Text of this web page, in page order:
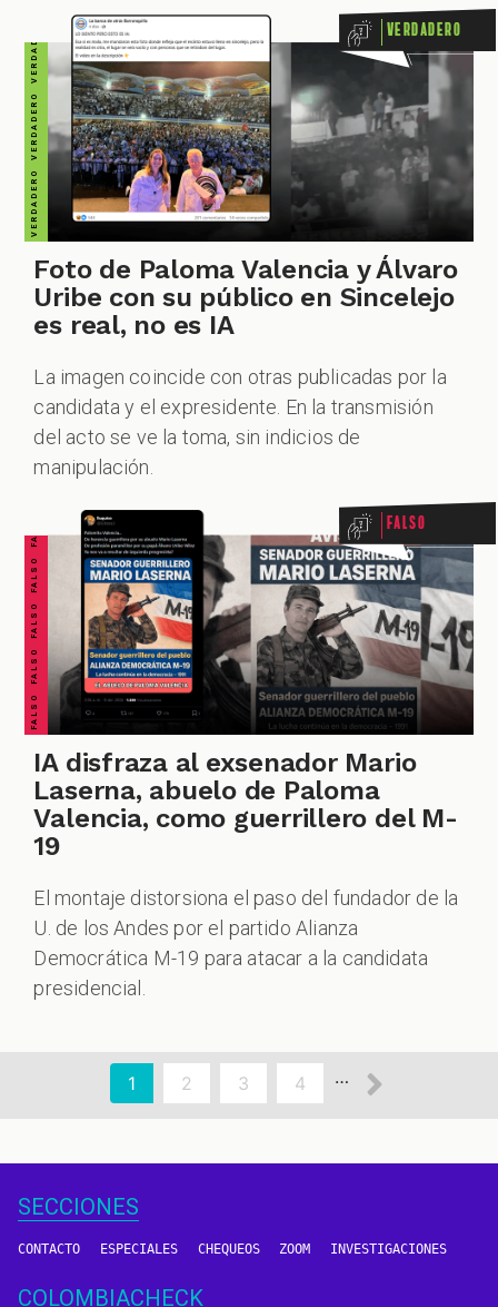
Verdadero
Foto de Paloma Valencia y Álvaro
Uribe con su público en Sincelejo
es real, no es IA
La imagen coincide con otras publicadas por la
candidata y el expresidente. En la transmisión
del acto se ve la toma, sin indicios de
manipulación.
FALSO FALSO FALSO FALSO FALSO FALSO FALSO Falso
IA disfraza al exsenador Mario
Laserna, abuelo de Paloma
Valencia, como guerrillero del M-
19
El montaje distorsiona el paso del fundador de la
U. de los Andes por el partido Alianza
Democrática M-19 para atacar a la candidata
presidencial.
Página
actual
1 Page
2 Page
3 Page
4 …
SECCIONES
CONTACTO ESPECIALES CHEQUEOS ZOOM INVESTIGACIONES
COLOMBIACHECK